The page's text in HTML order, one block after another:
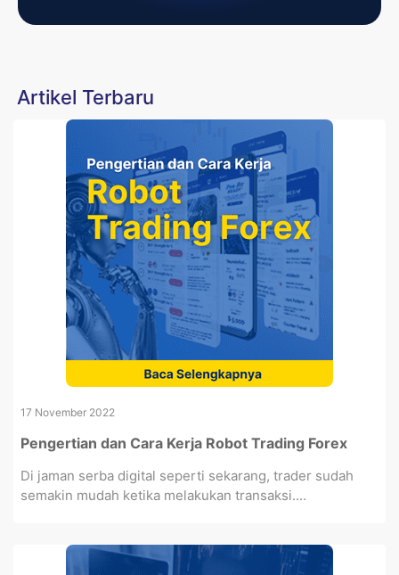
Artikel Terbaru
17 November 2022
Pengertian dan Cara Kerja Robot Trading Forex
Di jaman serba digital seperti sekarang, trader sudah
semakin mudah ketika melakukan transaksi....